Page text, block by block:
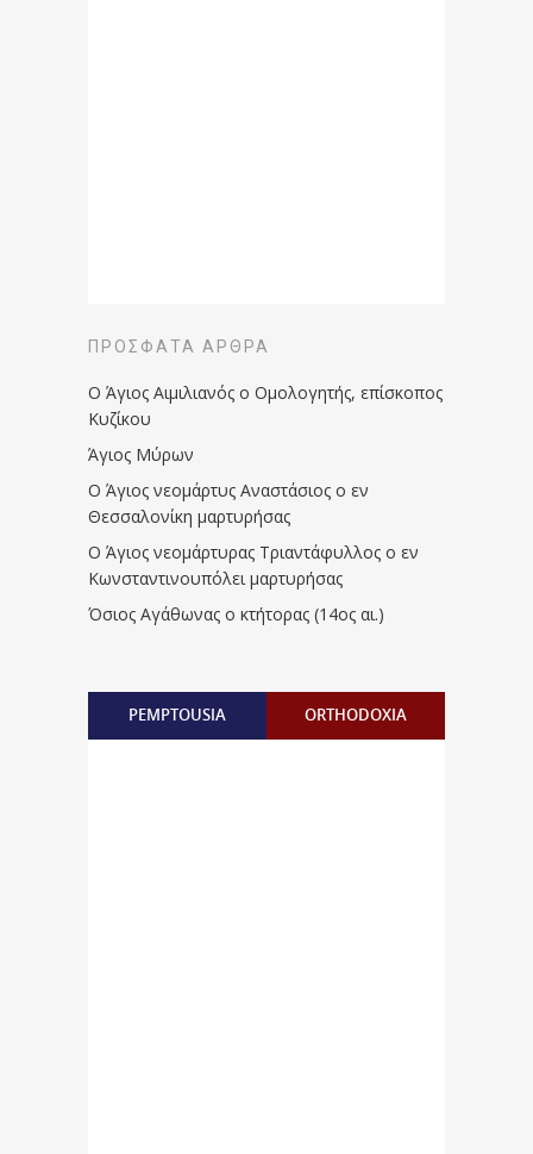
ΠΡΌΣΦΑΤΑ ΆΡΘΡΑ
Ο Άγιος Αιμιλιανός ο Ομολογητής, επίσκοπος
Κυζίκου
Άγιος Μύρων
Ο Άγιος νεομάρτυς Αναστάσιος ο εν
Θεσσαλονίκη μαρτυρήσας
Ο Άγιος νεομάρτυρας Τριαντάφυλλος ο εν
Κωνσταντινουπόλει μαρτυρήσας
Όσιος Αγάθωνας ο κτήτορας (14ος αι.)
PEMPTOUSIA ORTHODOXIA